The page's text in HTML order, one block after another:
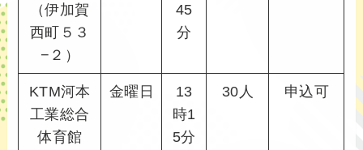
（伊加賀
西町５３
−２）
45
分
KTM河本
工業総合
体育館
金曜日
13
時1
5分
30人 申込可